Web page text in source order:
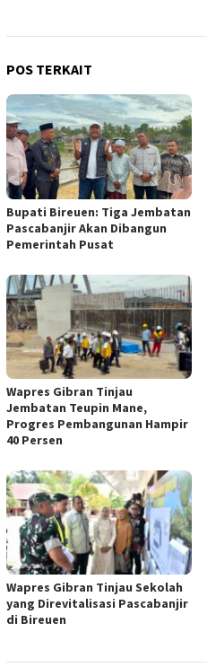
POS TERKAIT
Bupati Bireuen: Tiga Jembatan
Pascabanjir Akan Dibangun
Pemerintah Pusat
Wapres Gibran Tinjau
Jembatan Teupin Mane,
Progres Pembangunan Hampir
40 Persen
Wapres Gibran Tinjau Sekolah
yang Direvitalisasi Pascabanjir
di Bireuen